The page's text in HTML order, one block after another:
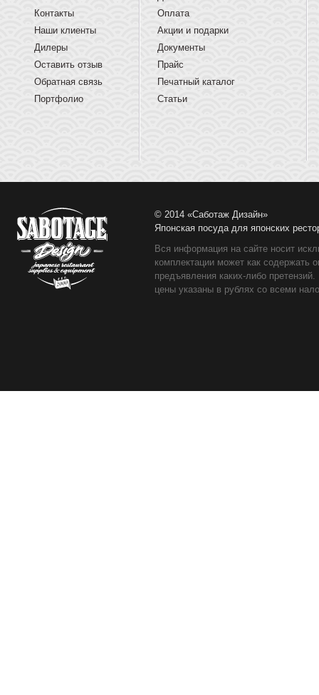
Контакты
Наши клиенты
Дилеры
Оставить отзыв
Обратная связь
Портфолио
Оплата
Акции и подарки
Документы
Прайс
Печатный каталог
Статьи
© 2014 «Саботаж Дизайн»
Японская посуда для японских
Вся информация на сайте носит
комплектации может как содержать
предъявления каких-либо
цены указаны в рублях со всеми